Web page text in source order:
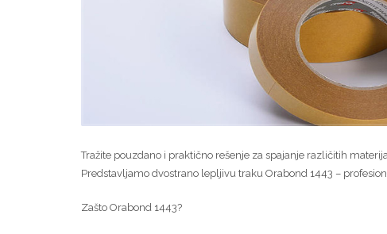
Tražite pouzdano i praktično rešenje za spajanje različitih
Predstavljamo dvostrano lepljivu traku Orabond 1443 –
Zašto Orabond 1443?